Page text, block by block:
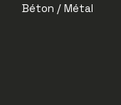
Béton / Métal